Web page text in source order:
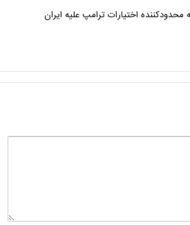
محدودکننده اختیارات ترامپ علیه ایران